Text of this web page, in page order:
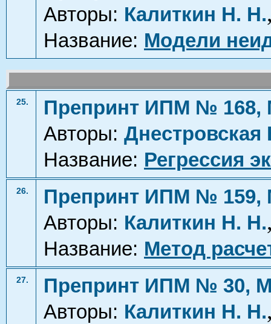
Авторы: Калиткин Н. Н.
Название: Модели
25.
Препринт ИПМ № 168,
Авторы:
Название: Регрессия
26.
Препринт ИПМ № 159,
Авторы: Калиткин Н. Н.
Название: Метод
27.
Препринт ИПМ № 30,
Авторы: Калиткин Н. Н.